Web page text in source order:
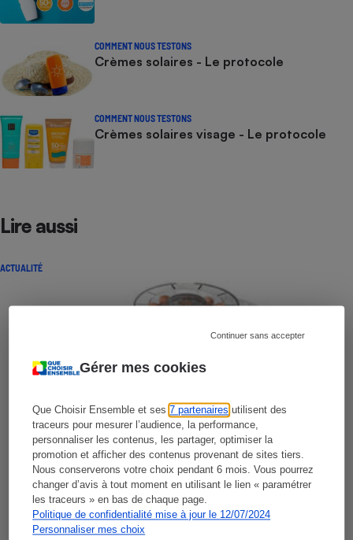
Gérer mes cookies
Que Choisir Ensemble et ses7 partenaires utilisent des
traceurs pour mesurer l’audience, la performance,
personnaliser les contenus, les partager, optimiser la
promotion et afficher des contenus provenant de sites tiers.
Nous conserverons votre choix pendant 6 mois. Vous pourrez
changer d’avis à tout moment en utilisant le lien « paramétrer
les traceurs » en bas de chaque page.
Politique de confidentialité mise à jour le 12/07/2024
Personnaliser mes choix
Continuer sans accepter
COMMENT NOUS TESTONS
Crèmes solaires - Le protocole
COMMENT NOUS TESTONS
Crèmes solaires visage - Le protocole
Lire aussi
ACTUALITÉ